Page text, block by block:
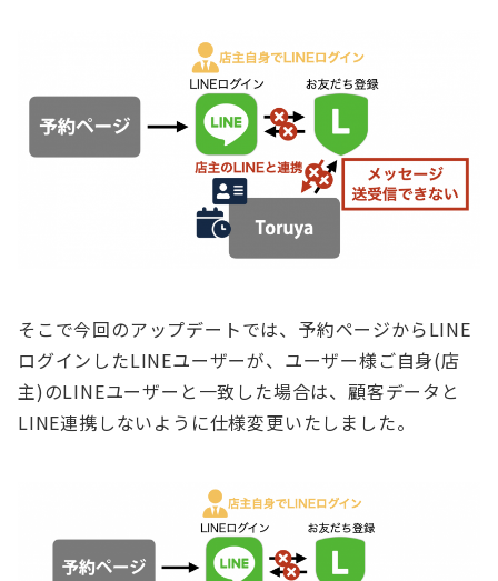
そこで今回のアップデートでは、予約ページからLINE
ログインしたLINEユーザーが、ユーザー様ご自身(店
主)のLINEユーザーと一致した場合は、顧客データと
LINE連携しないように仕様変更いたしました。